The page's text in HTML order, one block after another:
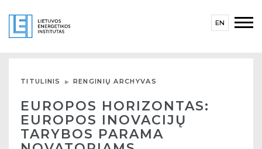
EN
TITULINIS RENGINIŲ ARCHYVAS
EUROPOS HORIZONTAS:
EUROPOS INOVACIJŲ
TARYBOS PARAMA